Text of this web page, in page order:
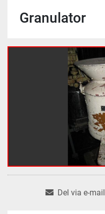
Granulator
Del via e-mail